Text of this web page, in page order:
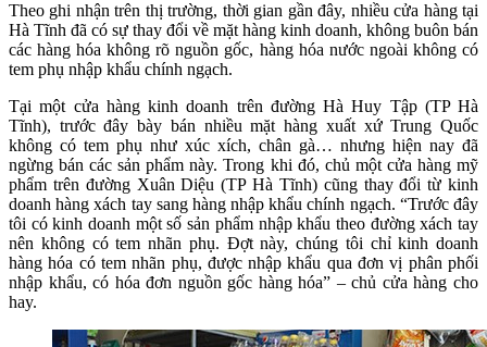
Theo ghi nhận trên thị trường, thời gian gần đây, nhiều cửa hàng tại
Hà Tĩnh đã có sự thay đổi về mặt hàng kinh doanh, không buôn bán
các hàng hóa không rõ nguồn gốc, hàng hóa nước ngoài không có
tem phụ nhập khẩu chính ngạch.
Tại một cửa hàng kinh doanh trên đường Hà Huy Tập (TP Hà
Tĩnh), trước đây bày bán nhiều mặt hàng xuất xứ Trung Quốc
không có tem phụ như xúc xích, chân gà… nhưng hiện nay đã
ngừng bán các sản phẩm này. Trong khi đó, chủ một cửa hàng mỹ
phẩm trên đường Xuân Diệu (TP Hà Tĩnh) cũng thay đổi từ kinh
doanh hàng xách tay sang hàng nhập khẩu chính ngạch. “Trước đây
tôi có kinh doanh một số sản phẩm nhập khẩu theo đường xách tay
nên không có tem nhãn phụ. Đợt này, chúng tôi chỉ kinh doanh
hàng hóa có tem nhãn phụ, được nhập khẩu qua đơn vị phân phối
nhập khẩu, có hóa đơn nguồn gốc hàng hóa” – chủ cửa hàng cho
hay.